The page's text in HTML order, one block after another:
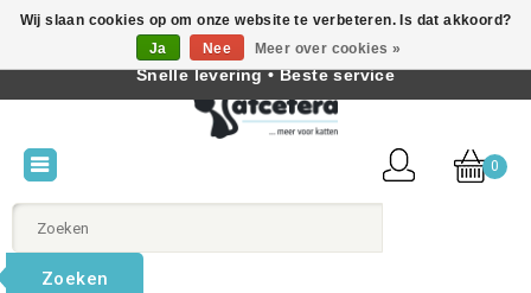
Nederlands
0
Zoeken
Wij slaan cookies op om onze website te verbeteren. Is dat akkoord?
Ja
Nee Meer over cookies »
Beste producten voor katten • Kennis van kattengedrag •
Snelle levering • Beste service